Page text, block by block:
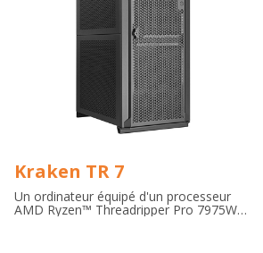
Kraken TR 7
Un ordinateur équipé d'un processeur
AMD Ryzen™ Threadripper Pro 7975WX,